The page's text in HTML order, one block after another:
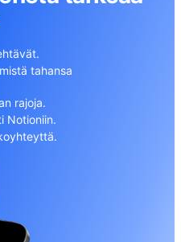
tahansa
rajoja.
Notioniin.